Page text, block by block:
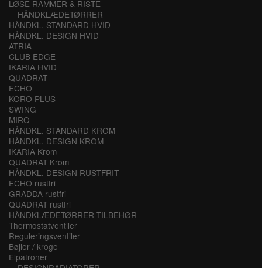
LØSE RAMMER & RISTE
HÅNDKLÆDETØRRER
HÅNDKL. STANDARD HVID
HÅNDKL. DESIGN HVID
ATRIA
CLUB EDGE
IKARIA HVID
QUADRAT
ECHO
KORO PLUS
SWING
MIRO
HÅNDKL. STANDARD KROM
HÅNDKL. DESIGN KROM
IKARIA Krom
QUADRAT Krom
HÅNDKL. DESIGN RUSTFRIT
ECHO rustfri
GRADDA rustfri
QUADRAT rustfri
HÅNDKLÆDETØRRER TILBEHØR
Thermostatventiler
Reguleringsventiler
Bøjler / kroge
Elpatroner